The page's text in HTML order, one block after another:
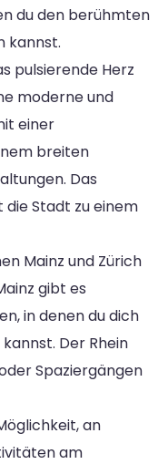
du den berühmten
kannst.
pulsierende Herz
moderne und
einer
breiten
Das
Stadt zu einem
Mainz und Zürich
gibt es
in denen du dich
Der Rhein
Spaziergängen
an
am